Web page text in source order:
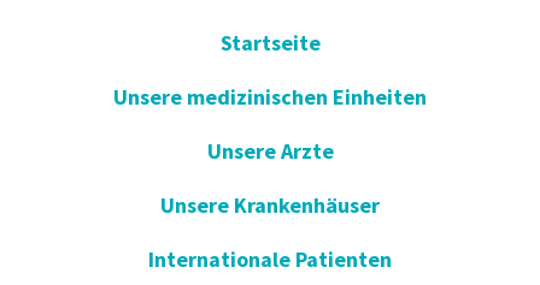
Startseite
Unsere medizinischen Einheiten
Unsere Arzte
Unsere Krankenhäuser
Internationale Patienten